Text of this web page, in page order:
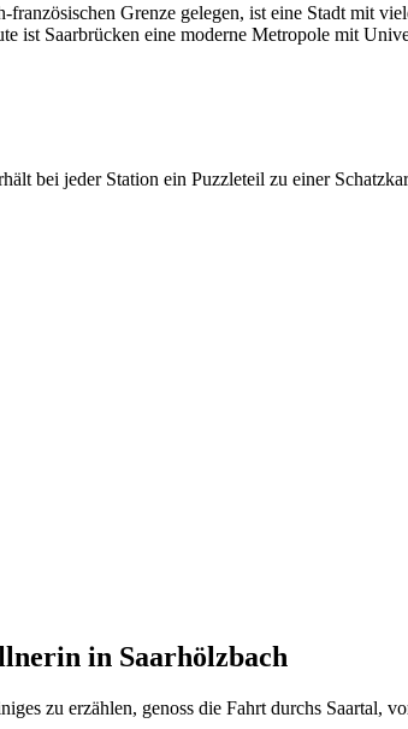
französischen Grenze gelegen, ist eine Stadt mit
ist Saarbrücken eine moderne Metropole mit
bei jeder Station ein Puzzleteil zu einer
in Saarhölzbach
zu erzählen, genoss die Fahrt durchs Saartal,